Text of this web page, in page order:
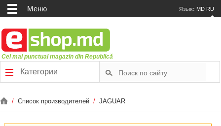
Меню Язык: MD RU
Cel mai punctual magazin din Republică
Категории
/ Список производителей / JAGUAR